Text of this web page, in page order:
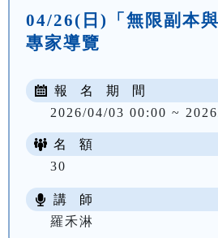
04/26(日)「無限副本
專家導覽
報 名 期 間
2026/04/03 00:00 ~
名 額
30
講 師
羅禾淋